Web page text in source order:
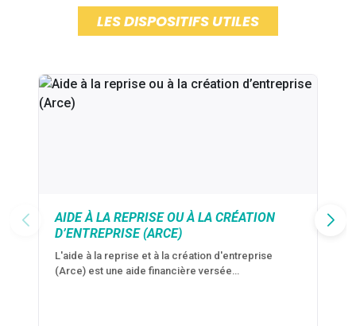
LES DISPOSITIFS UTILES
AIDE À LA REPRISE OU À LA CRÉATION
D’ENTREPRISE (ARCE)
L'aide à la reprise et à la création d'entreprise
(Arce) est une aide financière versée…